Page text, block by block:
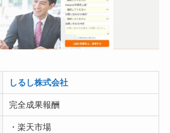
しるし株式会社
完全成果報酬
・楽天市場